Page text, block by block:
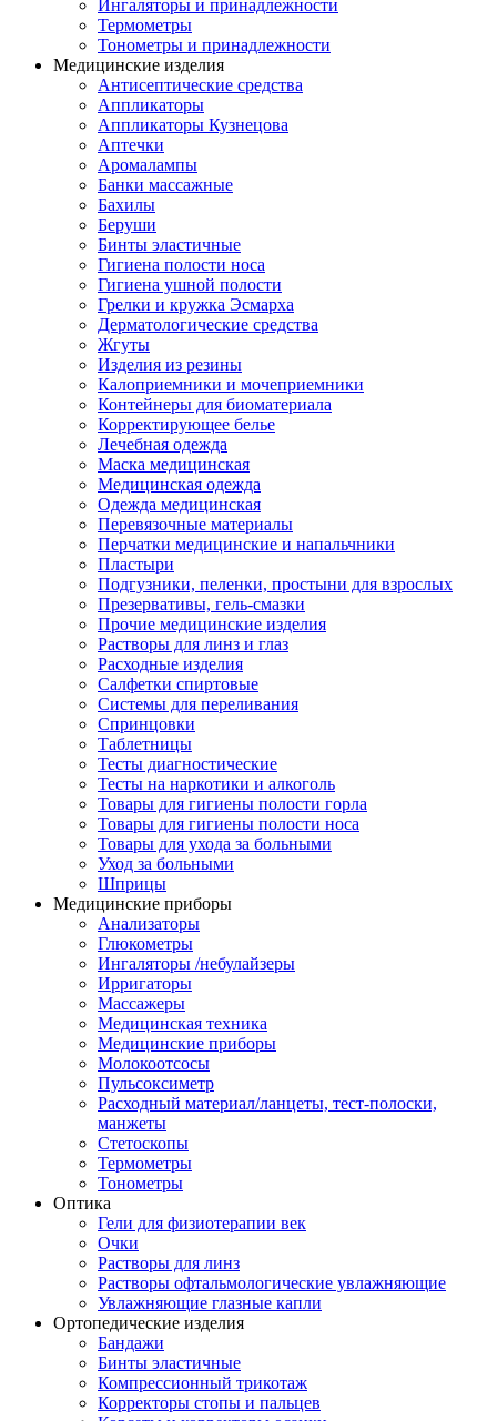
Ингаляторы и принадлежности
Термометры
Тонометры и принадлежности
Медицинские изделия
Антисептические средства
Аппликаторы
Аппликаторы Кузнецова
Аптечки
Аромалампы
Банки массажные
Бахилы
Беруши
Бинты эластичные
Гигиена полости носа
Гигиена ушной полости
Грелки и кружка Эсмарха
Дерматологические средства
Жгуты
Изделия из резины
Калоприемники и мочеприемники
Контейнеры для биоматериала
Корректирующее белье
Лечебная одежда
Маска медицинская
Медицинская одежда
Одежда медицинская
Перевязочные материалы
Перчатки медицинские и напальчники
Пластыри
Подгузники, пеленки, простыни для взрослых
Презервативы, гель-смазки
Прочие медицинские изделия
Растворы для линз и глаз
Расходные изделия
Салфетки спиртовые
Системы для переливания
Спринцовки
Таблетницы
Тесты диагностические
Тесты на наркотики и алкоголь
Товары для гигиены полости горла
Товары для гигиены полости носа
Товары для ухода за больными
Уход за больными
Шприцы
Медицинские приборы
Анализаторы
Глюкометры
Ингаляторы /небулайзеры
Ирригаторы
Массажеры
Медицинская техника
Медицинские приборы
Молокоотсосы
Пульсоксиметр
Расходный материал/ланцеты, тест-полоски,
манжеты
Стетоскопы
Термометры
Тонометры
Оптика
Гели для физиотерапии век
Очки
Растворы для линз
Растворы офтальмологические увлажняющие
Увлажняющие глазные капли
Ортопедические изделия
Бандажи
Бинты эластичные
Компрессионный трикотаж
Корректоры стопы и пальцев